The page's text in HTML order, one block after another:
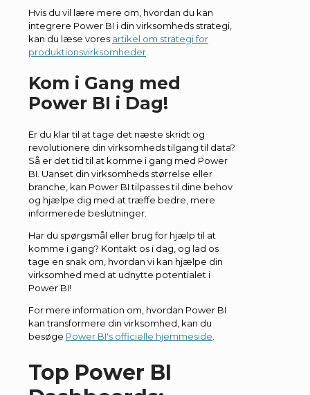
Hvis du vil lære mere om, hvordan du kan
integrere Power BI i din virksomheds strategi,
kan du læse vores artikel om strategi for
produktionsvirksomheder.
Kom i Gang med
Power BI i Dag!
Er du klar til at tage det næste skridt og
revolutionere din virksomheds tilgang til data?
Så er det tid til at komme i gang med Power
BI. Uanset din virksomheds størrelse eller
branche, kan Power BI tilpasses til dine behov
og hjælpe dig med at træffe bedre, mere
informerede beslutninger.
Har du spørgsmål eller brug for hjælp til at
komme i gang? Kontakt os i dag, og lad os
tage en snak om, hvordan vi kan hjælpe din
virksomhed med at udnytte potentialet i
Power BI!
For mere information om, hvordan Power BI
kan transformere din virksomhed, kan du
besøge Power BI's officielle hjemmeside
Top Power BI